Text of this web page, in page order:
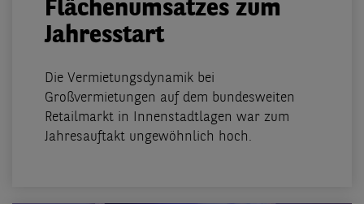
Flächenumsatzes zum
Jahresstart
Die Vermietungsdynamik bei
Großvermietungen auf dem bundesweiten
Retailmarkt in Innenstadtlagen war zum
Jahresauftakt ungewöhnlich hoch.